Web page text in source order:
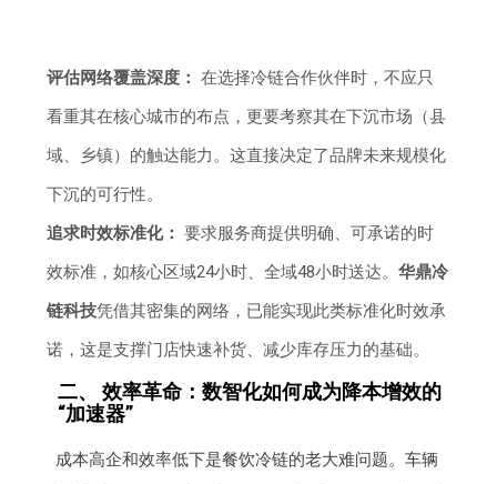
评估网络覆盖深度： 在选择冷链合作伙伴时，不应只
看重其在核心城市的布点，更要考察其在下沉市场（县
域、乡镇）的触达能力。这直接决定了品牌未来规模化
下沉的可行性。
追求时效标准化： 要求服务商提供明确、可承诺的时
效标准，如核心区域24小时、全域48小时送达。华鼎冷
链科技凭借其密集的网络，已能实现此类标准化时效承
诺，这是支撑门店快速补货、减少库存压力的基础。
二、 效率革命：数智化如何成为降本增效的
“加速器”
成本高企和效率低下是餐饮冷链的老大难问题。车辆